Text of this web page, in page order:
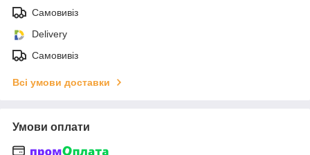
Самовивіз
Delivery
Самовивіз
Всі умови доставки
Умови оплати